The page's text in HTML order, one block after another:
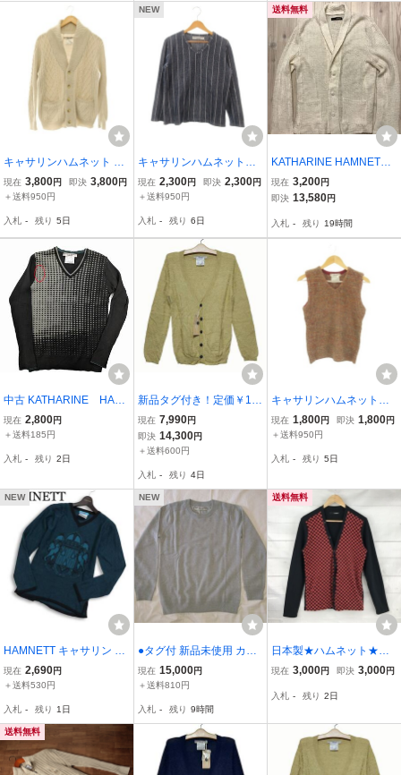
キャサリンハムネット KA
THARINE HAMNETT シ
ョールカラーケーブル編
ベージュ /CX ■OS メンズ
現在 3,800円 即決 3,800円
＋送料950円
入札 - 残り 5日
NEW
キャサリンハムネットロ
ンドン KATHARINE HAM
NETT LONDON ニット セ
ライプ柄 Vネック 長袖 /M
N33 ■ECA003
現在 2,300円 即決 2,300円
＋送料950円
入札 - 残り 6日
送料無料
KATHARINE HAMNETT
キャサリンハムネット
ショールカラーカーディ
スニット 薄手 ユーズ
ド 古着
現在 3,200円
即決 13,580円
入札 - 残り 19時間
中古 KATHARINE HAM
NETT キャサリンハムレ
ット 黒×灰 メンズニ
現在 2,800円
＋送料185円
入札 - 残り 2日
新品タグ付き！定価￥14
300！KATHARINE HAMN
ETT LONDON キャサリン
ハムネットロンドン リン
カーディガン M カーキ
現在 7,990円
即決 14,300円
＋送料600円
入札 - 残り 4日
キャサリンハムネットロ
ンドン KATHARINE HAM
NETT LONDON KNIT ニ
ブラウン ミックスカラー
現在 1,800円 即決 1,800円
＋送料950円
入札 - 残り 5日
NEW
HAMNETT キャサリン ハ
ムネット 秋冬 ウール★
紋章 ライオン 盾 Vネック
バー Sz.M メンズ
現在 2,690円
＋送料530円
入札 - 残り 1日
NEW
●タグ付 新品未使用 カシ
ミヤ 100% キャサリン ハ
ムネット ロンドン ニット
HAMNETT LONDON
現在 15,000円
＋送料810円
入札 - 残り 9時間
送料無料
日本製★ハムネット★ブ
ロックチェック/カーディ
現在 3,000円 即決 3,000円
入札 - 残り 2日
送料無料